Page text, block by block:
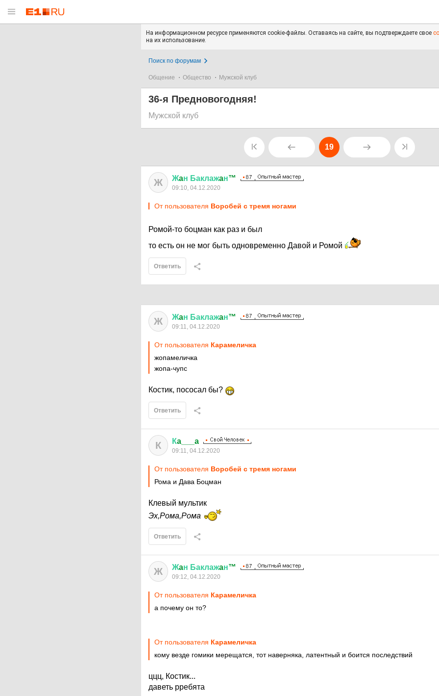
На информационном ресурсе применяются cookie-файлы. Оставаясь на сайте, вы подтверждаете свое
на их использование.
Поиск по форумам
Общение Общество Мужской клуб
36-я Предновогодняя!
Мужской клуб
19
Ж Жaн Баклажaн™
09:10, 04.12.2020
От пользователя Воробей с тремя ногами
Ромой-то боцман как раз и был
то есть он не мог быть одновременно Давой и Ромой
Ответить
Ж Жaн Баклажaн™
09:11, 04.12.2020
От пользователя Кaрaмeличкa
жопамеличка
жопа-чупс
Костик, пососал бы?
Ответить
К Кa___a
09:11, 04.12.2020
От пользователя Воробей с тремя ногами
Рома и Дава Боцман
Клевый мультик
Эх,Рома,Рома
Ответить
Ж Жaн Баклажaн™
09:12, 04.12.2020
От пользователя Кaрaмeличкa
а почему он то?
От пользователя Кaрaмeличкa
кому везде гомики мерещатся, тот наверняка, латентный и боится последствий
ццц, Костик...
даветь рребята